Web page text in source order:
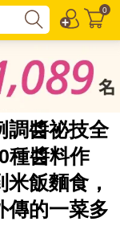
0
調醬祕技全
種醬料作
飯麵食，
傳的一菜多